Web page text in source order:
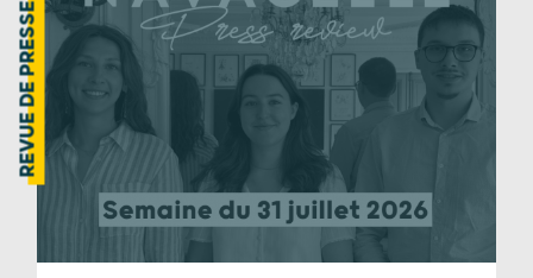
REVUE DE PRESSE